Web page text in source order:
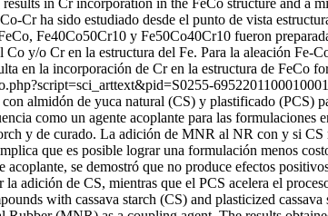
in Cr incorporation in the FeCo structure and a
Cr ha sido estudiado desde el punto de vista
Fe40Co50Cr10 y Fe50Co40Cr10 fueron
y/o Cr en la estructura del Fe. Para la aleación Fe-
en la incorporación de Cr en la estructura de FeCo
almidón de yuca natural (CS) y plastificado (PCS)
como un agente acoplante para las
y de curado. La adición de MNR al NR con y si
que es posible lograr una formulación menos
acoplante, se demostró que no produce efectos
adición de CS, mientras que el PCS acelera el
with cassava starch (CS) and plasticized